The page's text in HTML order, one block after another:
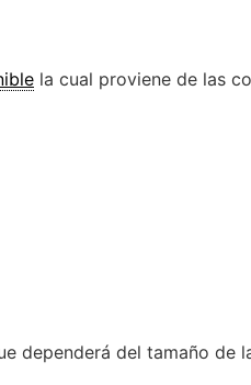
la cual proviene de las
dependerá del tamaño de